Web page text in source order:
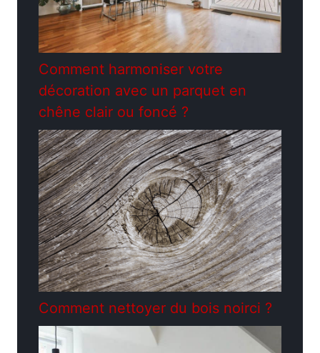
Comment harmoniser votre
décoration avec un parquet en
chêne clair ou foncé ?
Comment nettoyer du bois noirci ?